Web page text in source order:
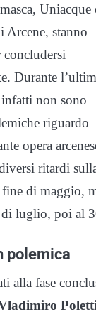
Uniacque
Arcene, stanno
Durante
non sono
riguardo
opera
ritardi
di maggio,
luglio, poi al
polemica
alla fase
Poletti